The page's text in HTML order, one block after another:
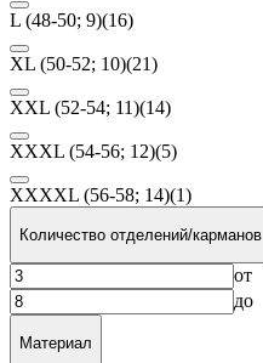
L (48-50; 9)(16)
XL (50-52; 10)(21)
XXL (52-54; 11)(14)
XXXL (54-56; 12)(5)
XXXXL (56-58; 14)(1)
Количество отделений/карманов
от
до
Материал